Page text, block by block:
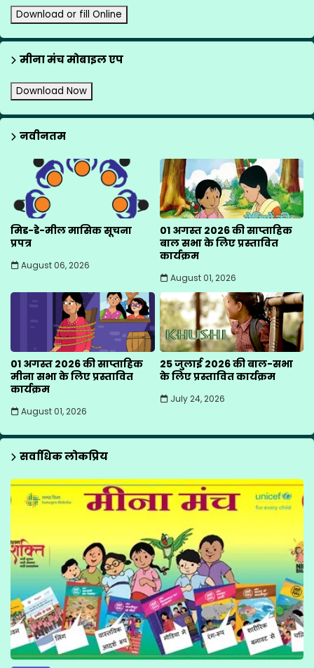
Download or fill Online
मीना मंच मोबाइल एप
Download Now
नवीनतम
मिड-डे-मील मासिक सूचना
प्रपत्र
August 06, 2026
01 अगस्त 2026 की साप्ताहिक
बाल सभा के लिए प्रस्तावित
कार्यक्रम
August 01, 2026
01 अगस्त 2026 की साप्ताहिक
मीना सभा के लिए प्रस्तावित
कार्यक्रम
August 01, 2026
25 जुलाई 2026 की बाल-सभा
के लिए प्रस्तावित कार्यक्रम
July 24, 2026
सर्वाधिक लोकप्रिय